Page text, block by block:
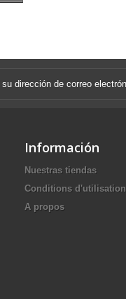
Información
Nuestras tiendas
Conditions d'utilisation
A propos